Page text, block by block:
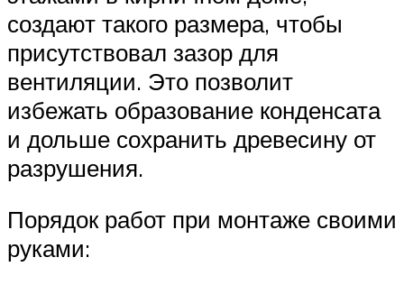
создают такого размера, чтобы
присутствовал зазор для
вентиляции. Это позволит
избежать образование конденсата
и дольше сохранить древесину от
разрушения.
Порядок работ при монтаже своими
руками: